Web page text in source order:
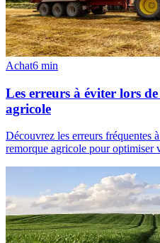
Achat6 min
Les erreurs à éviter lors
agricole
Découvrez les erreurs fréquentes
remorque agricole pour optimiser